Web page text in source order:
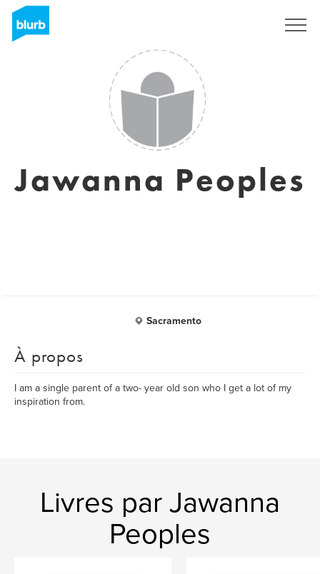
Jawanna Peoples
Sacramento
À propos
I am a single parent of a two- year old son who I get a lot of my
inspiration from.
Livres par Jawanna
Peoples